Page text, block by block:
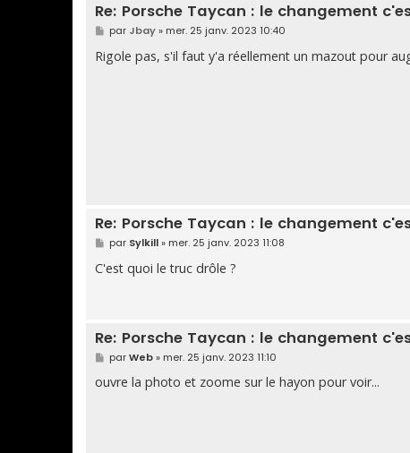
Re: Porsche Taycan : le changement
M
e
s
s
par Jbay» mer. 25 janv. 2023 10:40
Rigole pas, s'il faut y'a réellement un mazout pour
Re: Porsche Taycan : le changement
M
e
s
s
par Sylkill» mer. 25 janv. 2023 11:08
C'est quoi le truc drôle ?
Re: Porsche Taycan : le changement
M
e
s
s
parWeb» mer. 25 janv. 2023 11:10
ouvre la photo et zoome sur le hayon pour voir...